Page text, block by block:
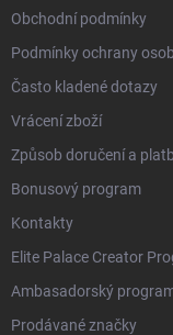
Obchodní podmínky
Podmínky ochrany
Často kladené dotazy
Vrácení zboží
Způsob doručení a
Bonusový program
Kontakty
Elite Palace Creator
Ambasadorský
Prodávané značky